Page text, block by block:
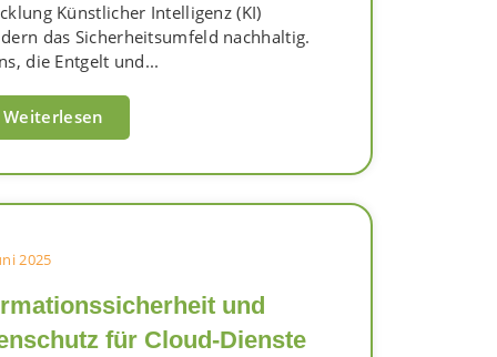
Künstlicher Intelligenz (KI)
das Sicherheitsumfeld nachhaltig.
die Entgelt und...
Weiterlesen
2025
und
für Cloud-Dienste